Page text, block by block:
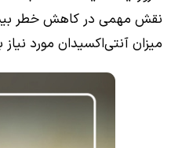
نقش مهمی در کاهش خطر
میزان آنتی‌اکسیدان مورد